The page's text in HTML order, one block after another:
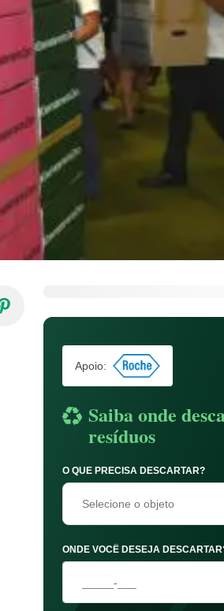
Apoio:
Saiba onde
resíduos
O QUE PRECISA DESCARTAR?
Selecione o objeto
ONDE VOCÊ DESEJA